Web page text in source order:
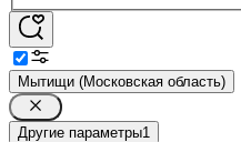
Мытищи (Московская область)
Другие параметры1